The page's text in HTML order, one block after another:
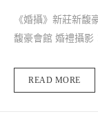
《婚攝》新莊新馥
馥豪會館 婚禮攝影
READ MORE